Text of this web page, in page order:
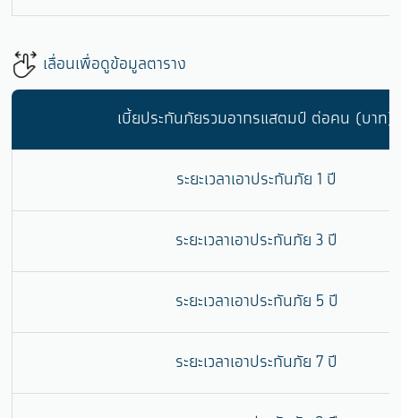
เลื่อนเพื่อดูข้อมูลตาราง
เบี้ยประกันภัยรวมอากรแสตมป์ ต่อคน (บาท)
ระยะเวลาเอาประกันภัย 1 ปี
ระยะเวลาเอาประกันภัย 3 ปี
ระยะเวลาเอาประกันภัย 5 ปี
ระยะเวลาเอาประกันภัย 7 ปี